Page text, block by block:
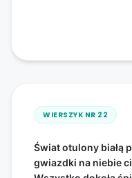
WIERSZYK NR 22
Świat otulony białą
gwiazdki na niebie